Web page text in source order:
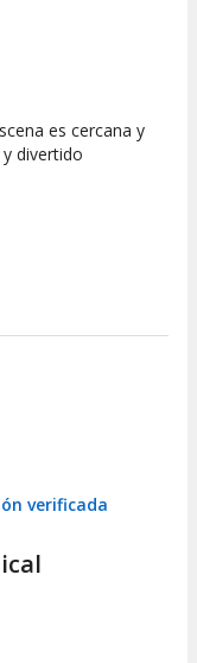
es cercana y
divertido
verificada